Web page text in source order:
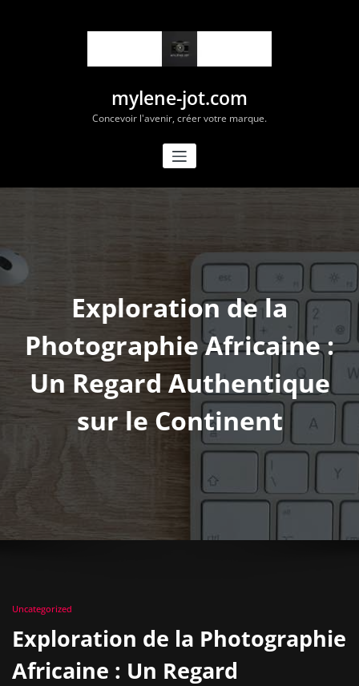
mylene-jot.com
Concevoir l'avenir, créer votre marque.
Exploration de la
Photographie Africaine :
Un Regard Authentique
sur le Continent
Uncategorized
Exploration de la Photographie
Africaine : Un Regard